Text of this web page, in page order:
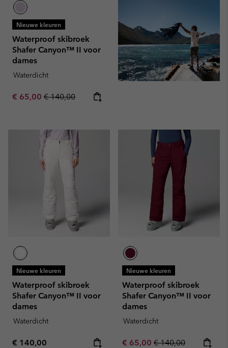
Nieuwe kleuren
Waterproof skibroek
Shafer Canyon™ II voor
dames
Waterdicht
Sale price:
€ 65,00 Regular price:
€ 140,00
Nieuwe kleuren
Waterproof skibroek
Shafer Canyon™ II voor
dames
Waterdicht
Regular price:
€ 140,00
Nieuwe kleuren
Waterproof skibroek
Shafer Canyon™ II voor
dames
Waterdicht
Sale price:
€ 65,00 Regular price:
€ 140,00